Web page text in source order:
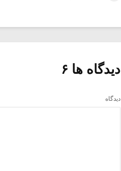
دیدگاه ها ۶
دیدگاه